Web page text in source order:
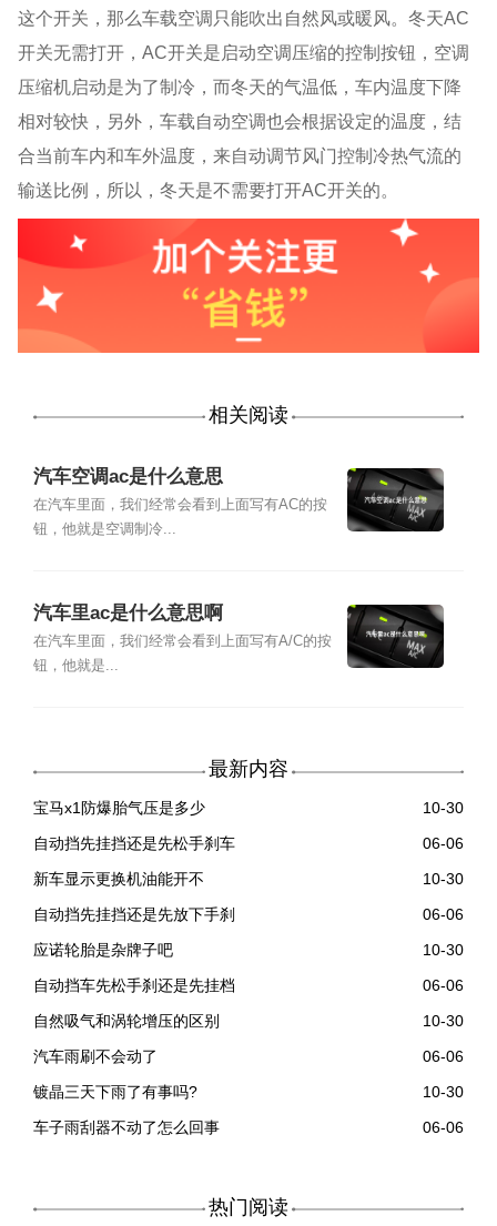
这个开关，那么车载空调只能吹出自然风或暖风。冬天AC
开关无需打开，AC开关是启动空调压缩的控制按钮，空调
压缩机启动是为了制冷，而冬天的气温低，车内温度下降
相对较快，另外，车载自动空调也会根据设定的温度，结
合当前车内和车外温度，来自动调节风门控制冷热气流的
输送比例，所以，冬天是不需要打开AC开关的。
相关阅读
汽车空调ac是什么意思
在汽车里面，我们经常会看到上面写有AC的按
钮，他就是空调制冷...
汽车里ac是什么意思啊
在汽车里面，我们经常会看到上面写有A/C的按
钮，他就是...
最新内容
宝马x1防爆胎气压是多少
10-30
自动挡先挂挡还是先松手刹车
06-06
新车显示更换机油能开不
10-30
自动挡先挂挡还是先放下手刹
06-06
应诺轮胎是杂牌子吧
10-30
自动挡车先松手刹还是先挂档
06-06
自然吸气和涡轮增压的区别
10-30
汽车雨刷不会动了
06-06
镀晶三天下雨了有事吗?
10-30
车子雨刮器不动了怎么回事
06-06
热门阅读